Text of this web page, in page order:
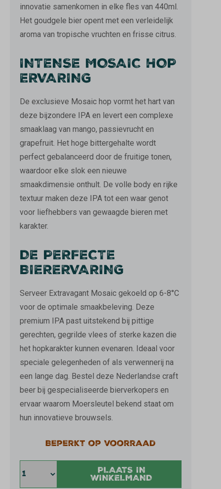
innovatie samenkomen in elke fles van 440ml.
Het goudgele bier opent met een verleidelijk
aroma van tropische vruchten en frisse citrus.
INTENSE MOSAIC HOP
ERVARING
De exclusieve Mosaic hop vormt het hart van
deze bijzondere IPA en levert een complexe
smaaklaag van mango, passievrucht en
grapefruit. Het hoge bittergehalte wordt
perfect gebalanceerd door de fruitige tonen,
waardoor elke slok een nieuwe
smaakdimensie onthult. De volle body en rijke
textuur maken deze IPA tot een waar genot
voor liefhebbers van gewaagde bieren met
karakter.
DE PERFECTE
BIERERVARING
Serveer Extravagant Mosaic gekoeld op 6-8°C
voor de optimale smaakbeleving. Deze
premium IPA past uitstekend bij pittige
gerechten, gegrilde vlees of sterke kazen die
het hopkarakter kunnen evenaren. Ideaal voor
speciale gelegenheden of als verwennerij na
een lange dag. Bestel deze Nederlandse craft
beer bij gespecialiseerde bierverkopers en
ervaar waarom Moersleutel bekend staat om
hun innovatieve brouwsels.
Beperkt op voorraad
PLAATS IN
WINKELMAND